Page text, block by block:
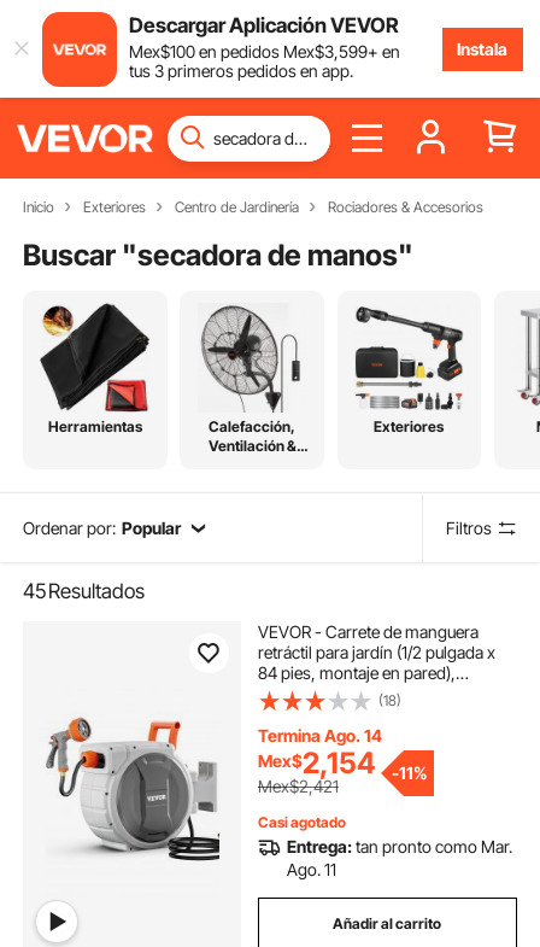
Descargar Aplicación VEVOR
Mex$100en pedidos Mex$3,599+ en
tus 3 primeros pedidos en app.
Instala
Inicio Exteriores Centro de Jardinería Rociadores & Accesorios
Buscar "secadora de manos"
Herramientas
Calefacción,
Ventilación &
Exteriores
Ordenar por: Popular Filtros
45Resultados
VEVOR - Carrete de manguera
retráctil para jardín (1/2 pulgada x
84 pies, montaje en pared),
resistente, con boquilla de 9
patrones, bloqueo de cualquier
longitud, sistema de retorno lento
mejorado y soporte giratorio de
180°.
(18)
Termina Ago. 14
Mex$2,154
Mex$2,421
-11%
Casi agotado
Entrega:tan pronto como Mar.
Ago. 11
Añadir al carrito